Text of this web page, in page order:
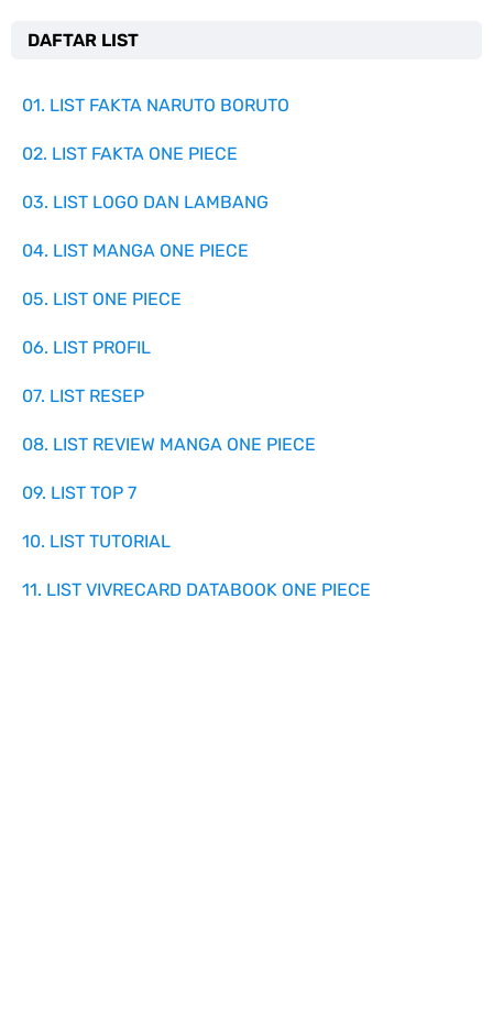
DAFTAR LIST
01. LIST FAKTA NARUTO BORUTO
02. LIST FAKTA ONE PIECE
03. LIST LOGO DAN LAMBANG
04. LIST MANGA ONE PIECE
05. LIST ONE PIECE
06. LIST PROFIL
07. LIST RESEP
08. LIST REVIEW MANGA ONE PIECE
09. LIST TOP 7
10. LIST TUTORIAL
11. LIST VIVRECARD DATABOOK ONE PIECE